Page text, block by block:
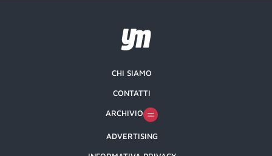
CHI SIAMO
CONTATTI
ARCHIVIO
ADVERTISING